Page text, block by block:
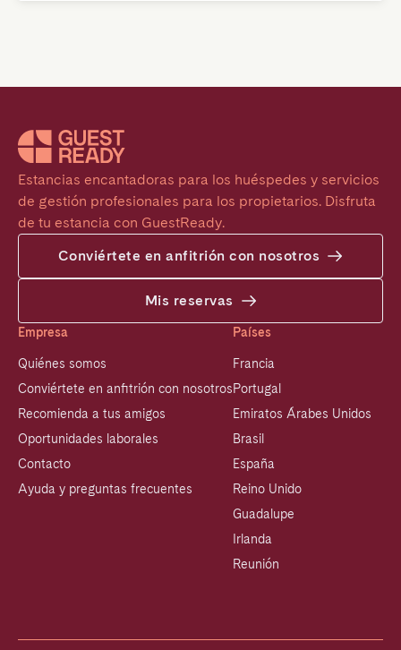
Estancias encantadoras para los huéspedes y servicios
de gestión profesionales para los propietarios. Disfruta
de tu estancia con GuestReady.
Conviértete en anfitrión con nosotros
Mis reservas
Empresa
Quiénes somos
Conviértete en anfitrión con nosotros
Recomienda a tus amigos
Oportunidades laborales
Contacto
Ayuda y preguntas frecuentes
Países
Francia
Portugal
Emiratos Árabes Unidos
Brasil
España
Reino Unido
Guadalupe
Irlanda
Reunión